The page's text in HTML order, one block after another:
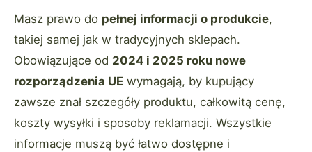
Masz prawo do pełnej informacji o produkcie,
takiej samej jak w tradycyjnych sklepach.
Obowiązujące od 2024 i 2025 roku nowe
rozporządzenia UE wymagają, by kupujący
zawsze znał szczegóły produktu, całkowitą cenę,
koszty wysyłki i sposoby reklamacji. Wszystkie
informacje muszą być łatwo dostępne i